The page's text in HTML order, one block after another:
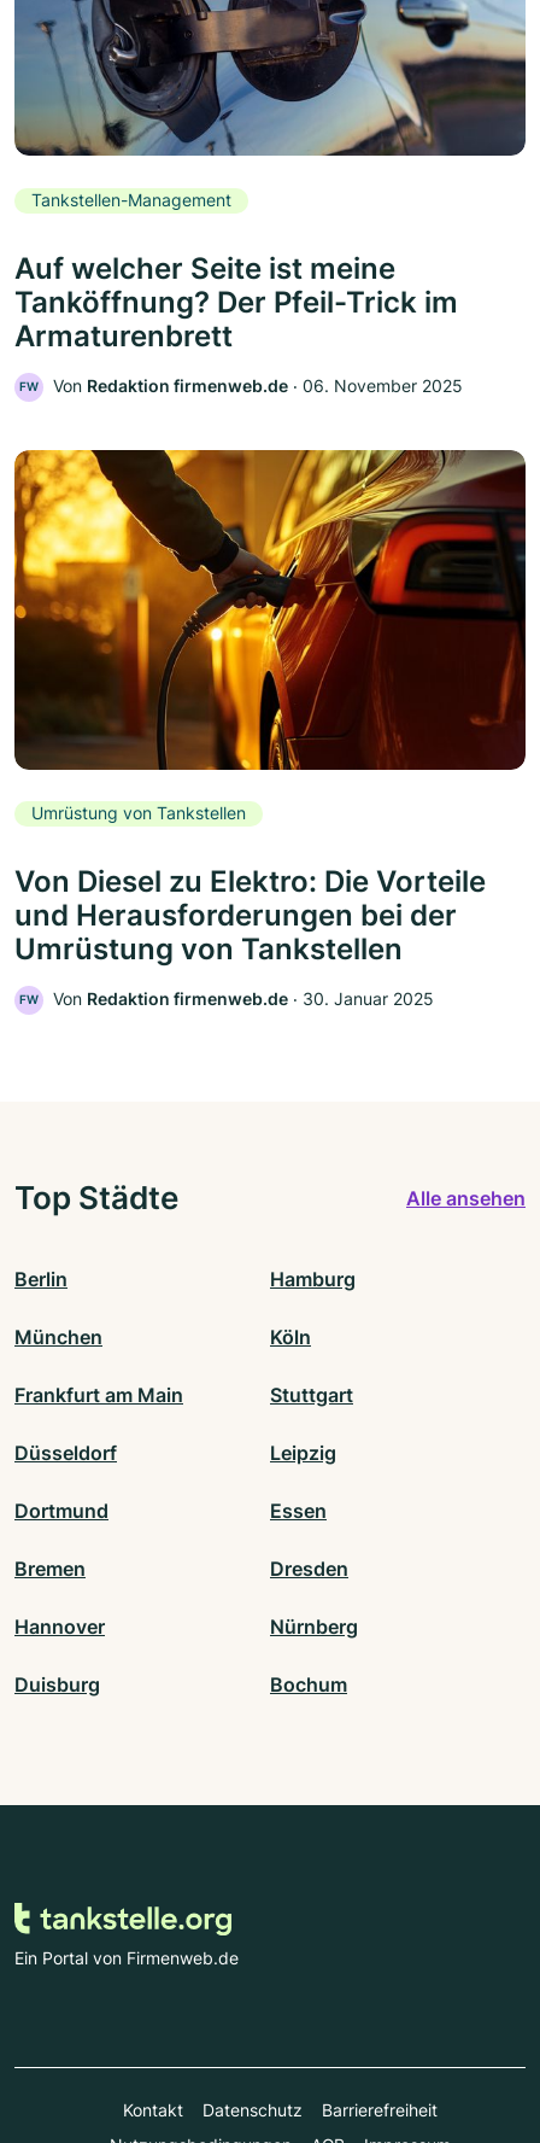
Tankstellen-Management
Auf welcher Seite ist meine
Tanköffnung? Der Pfeil-Trick im
Armaturenbrett
FW Von Redaktion firmenweb.de ‧ 06. November 2025
Umrüstung von Tankstellen
Von Diesel zu Elektro: Die Vorteile
und Herausforderungen bei der
Umrüstung von Tankstellen
FW Von Redaktion firmenweb.de ‧ 30. Januar 2025
Top Städte Alle ansehen
Berlin Hamburg
München Köln
Frankfurt am Main Stuttgart
Düsseldorf Leipzig
Dortmund Essen
Bremen Dresden
Hannover Nürnberg
Duisburg Bochum
Ein Portal von Firmenweb.de
Kontakt Datenschutz
Barrierefreiheit